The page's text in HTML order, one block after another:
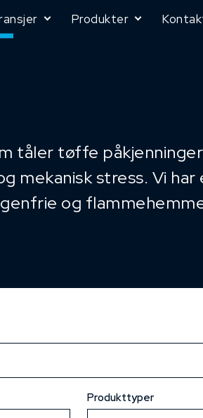
Produkter
tåler tøffe
mekanisk stress. Vi
og
Produkttyper